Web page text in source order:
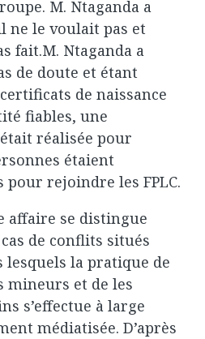
M. Ntaganda a
ne le voulait pas et
fait.M. Ntaganda a
de doute et étant
de naissance
fiables, une
réalisée pour
étaient
pour rejoindre les FPLC.
affaire se distingue
de conflits situés
lesquels la pratique de
mineurs et de les
s’effectue à large
médiatisée. D’après